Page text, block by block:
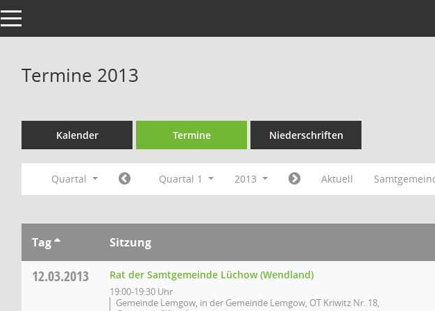
Toggle navigation
Termine 2013
Kalender Termine Niederschriften
Quartal Quartal 1 2013 Aktuell
Tag Sitzung
12.03.2013 Rat der Samtgemeinde Lüchow (Wendland)
19:00-19:30 Uhr
Gemeinde Lemgow, in der Gemeinde Lemgow, OT Kriwitz Nr. 18,